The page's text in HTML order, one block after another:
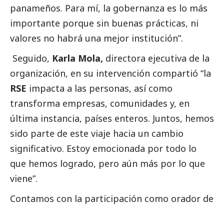
panameños. Para mí, la gobernanza es lo más
importante porque sin buenas prácticas, ni
valores no habrá una mejor institución”.
Seguido, Karla Mola, directora ejecutiva de la
organización, en su intervención compartió “la
RSE impacta a las personas, así como
transforma empresas, comunidades y, en
última instancia, países enteros. Juntos, hemos
sido parte de este viaje hacia un cambio
significativo. Estoy emocionada por todo lo
que hemos logrado, pero aún más por lo que
viene”.
Contamos con la participación como orador de